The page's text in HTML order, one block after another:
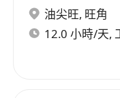
油尖旺, 旺角
12.0 小時/天,